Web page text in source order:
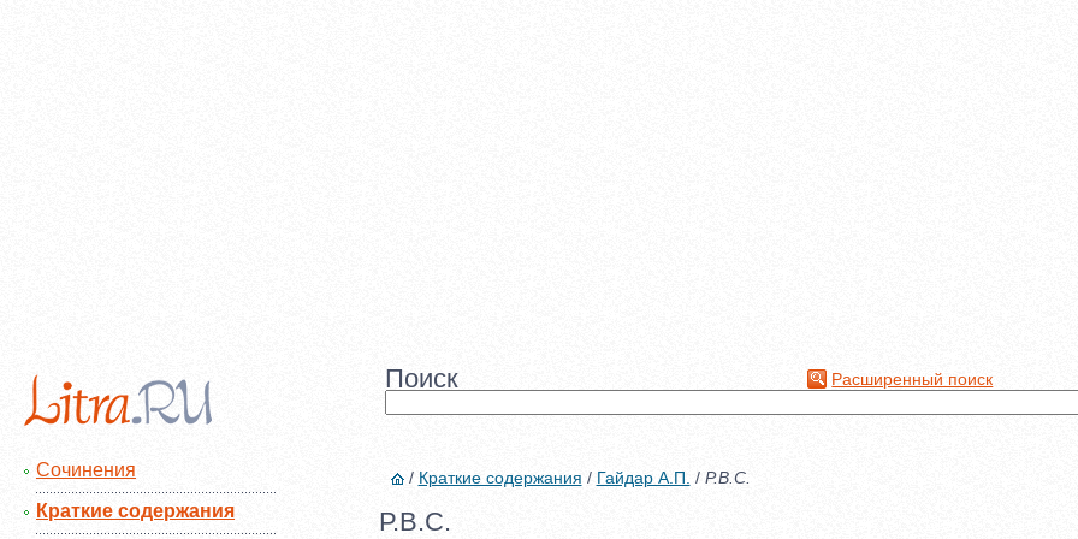
Поиск Расширенный поиск
Сочинения
Краткие содержания
/ Краткие содержания / Гайдар А.П. / Р.В.С.
Р.В.С.